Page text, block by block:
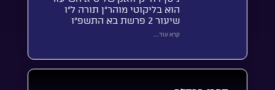
הוא בליקוטי מוהר”ן תורה ל”ו
שיעור 2 פרשת בא התשפ”ו
קרא עוד...